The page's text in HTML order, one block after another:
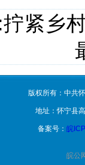
紧乡
版权所有：中共
地址：怀宁县
备案号： 皖
皖公